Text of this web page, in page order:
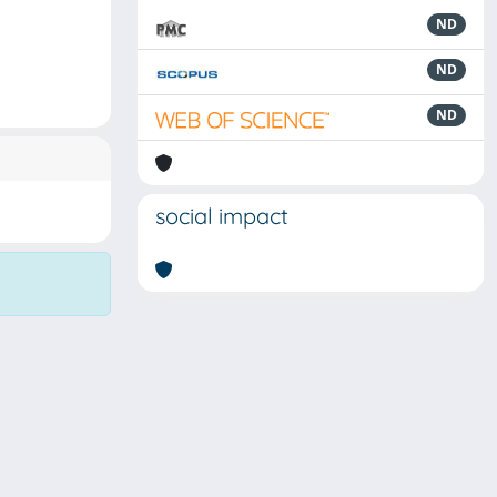
ND
ND
ND
social impact